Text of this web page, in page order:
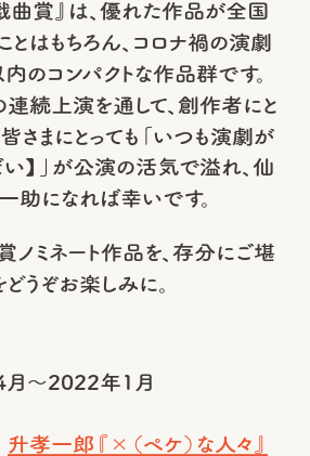
曲賞』は、優れた作品が全国
とはもちろん、コロナ禍の演劇
のコンパクトな作品群です。
続上演を通して、創作者にと
さまにとっても「いつも演劇が
】」が公演の活気で溢れ、仙
助になれば幸いです。
ミネート作品を、存分にご堪
うぞお楽しみに。
月～2022年1月
升孝一郎『×（ペケ）な人々』